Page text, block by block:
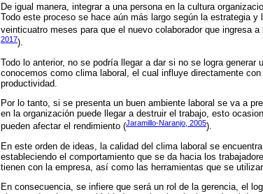
De igual manera, integrar a una persona en la cultura
Todo este proceso se hace aún más largo según la estrategia
veinticuatro meses para que el nuevo colaborador que ingresa
2017).
Todo lo anterior, no se podría llegar a dar si no se logra
conocemos como clima laboral, el cual influye directamente
productividad.
Por lo tanto, si se presenta un buen ambiente laboral se va a
en la organización puede llegar a destruir el trabajo, esto
pueden afectar el rendimiento (Jaramillo-Naranjo, 2005).
En este orden de ideas, la calidad del clima laboral se
estableciendo el comportamiento que se da hacia los
tienen con la empresa, así como las herramientas que se
En consecuencia, se infiere que será un rol de la gerencia, el